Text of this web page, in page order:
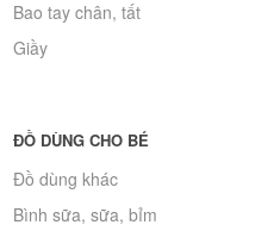
Bao tay chân, tất
Giầy
ĐỒ DÙNG CHO BÉ
Đồ dùng khác
Bình sữa, sữa, bỉm